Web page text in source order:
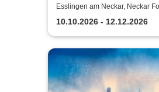
Gschicht'n
Esslingen am Neckar, Neckar
10.10.2026 - 12.12.2026